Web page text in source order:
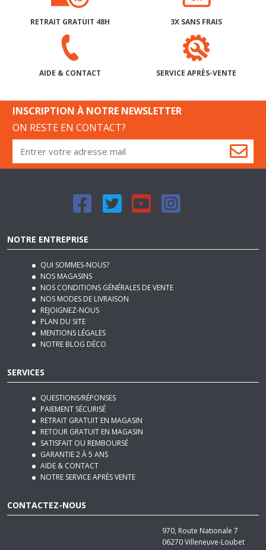
AIDE & CONTACT SERVICE APRÈS-VENTE
ON RESTE EN CONTACT?
NOTRE ENTREPRISE
QUI SOMMES-NOUS?
NOS MAGASINS
NOS CONDITIONS GÉNÉRALES DE VENTE
NOS MODES DE LIVRAISON
REJOIGNEZ-NOUS
PLAN DU SITE
MENTIONS LÉGALES
NOTRE BLOG DÉCO
SERVICES
QUESTIONS/RÉPONSES
PAIEMENT SÉCURISÉ
RETRAIT GRATUIT EN MAGASIN
RETOUR GRATUIT EN MAGASIN
SATISFAIT OU REMBOURSÉ
GARANTIE 2 À 5 ANS
AIDE & CONTACT
NOTRE SERVICE APRÈS VENTE
CONTACTEZ-NOUS
06270Villeneuve-Loubet
Tél : 04 92 12 48 50
Email :contact@basika.fr